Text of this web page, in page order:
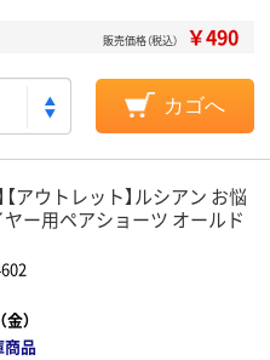
販売価格（税込） ￥490
カゴへ
【アウトレット】ルシアン お悩
ー用ペアショーツ オールド
）
商品